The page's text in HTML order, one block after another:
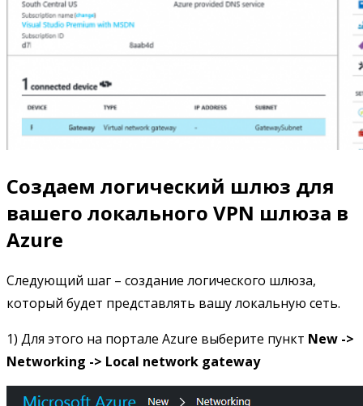
Создаем логический шлюз для
вашего локального VPN шлюза в
Azure
Следующий шаг – создание логического шлюза,
который будет представлять вашу локальную сеть.
1) Для этого на портале Azure выберите пункт New ->
Networking -> Local network gateway